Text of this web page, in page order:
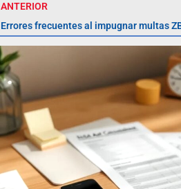
ANTERIOR
Errores frecuentes al impugnar multas